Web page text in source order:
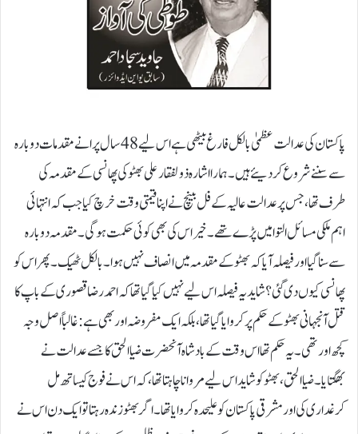
پاکستان کی عدالت عظمیٰ بالکل فارغ بیٹھی ہے اس لیے 48سال پرانے مقدمات دوبارہ
سے سننے شروع کر دیئے ہیں۔ ہمارا اشارہ ذولفقار علی بھٹو کی پھانسی کے مقدمہ کی
طرف تھا، جس پر عدالت عالیہ کے فل بینچ نے اپنا قیمتی وقت خرچ کیا جب کہ انتہائی
اہم ملکی مسائل التوا میں پڑے تھے۔ خیر اس کی بھی کوئی حکمت ہو گی۔ مقدمہ دوبارہ
سے سنا گیا اور فیصلہ آیا کہ بھٹو کے مقدمہ میں انصاف نہیں ہوا۔ بالکل ٹھیک۔ پھر اس کو
پھانسی کیوں دی گئی؟شاید یہ فیصلہ اس لیے نہیں کیا گیا تھا کہ احمد رضا قصوری کے باپ کا
قتل آنجہانی بھٹو کے حکم پر کروایا گیا تھا، بلکہ ایک مفروضہ اور بھی ہے: غالباًاصل وجہ
کچھ اور تھی۔یہ حکم تھا اس وقت کے بادشاہ آنحضرت ضیاالحق کا جسے عدالت نے
بھگتایا۔ ضیا الحق، بھٹو کو شاید اس لیے مروانا چاہتا تھا، کہ اس نے فوج کیساتھ مل
کرغداری کی اور مشرقی پاکستان کوعلیحدہ کروایا تھا۔ اگر بھٹو زندہ رہتا تو ایک دن اس نے